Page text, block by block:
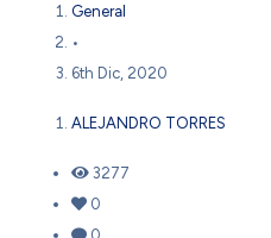
General
•
6th Dic, 2020
ALEJANDRO TORRES
3277
0